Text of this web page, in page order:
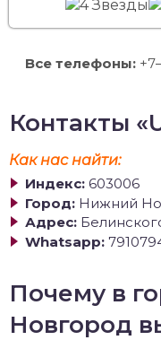
Все телефоны:
Контакты
Как нас найти:
Индекс: 603006
Город: Нижний
Адрес:
Whatsapp:
Почему в
Новгород